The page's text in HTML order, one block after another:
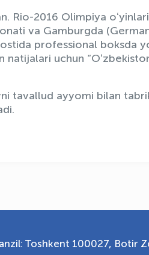
Rio-2016 Olimpiya
va Gamburgda
professional boksda
uchun
tavallud ayyomi bilan
Toshkent 100027, Botir